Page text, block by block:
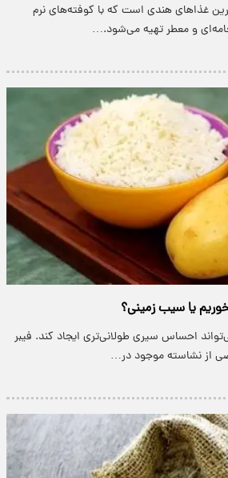
غذاهای هندی است که با کوفته‌های نرم
و معطر تهیه می‌شود.…
یا سیب زمینی؟
احساس سیری طولانی‌تری ایجاد کند. فیبر
از نشاسته موجود در…